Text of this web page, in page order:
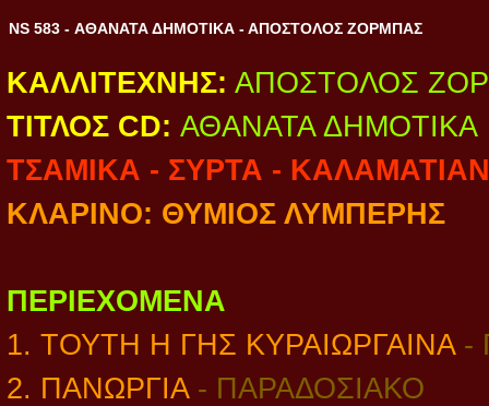
NS 583 - ΑΘΑΝΑΤΑ ΔΗΜΟΤΙΚΑ - ΑΠΟΣΤΟΛΟΣ ΖΟΡΜΠΑΣ
ΚΑΛΛΙΤΕΧΝΗΣ: ΑΠΟΣΤΟΛΟΣ
ΤΙΤΛΟΣ CD: ΑΘΑΝΑΤΑ ΔΗΜΟΤΙΚΑ
ΤΣΑΜΙΚΑ - ΣΥΡΤΑ -
ΚΛΑΡΙΝΟ: ΘΥΜΙΟΣ ΛΥΜΠΕΡΗΣ
ΠΕΡΙΕΧΟΜΕΝΑ
1. ΤΟΥΤΗ Η ΓΗΣ ΚΥΡΑΙΩΡΓΑΙΝΑ -
2. ΠΑΝΩΡΓΙΑ - ΠΑΡΑΔΟΣΙΑΚΟ